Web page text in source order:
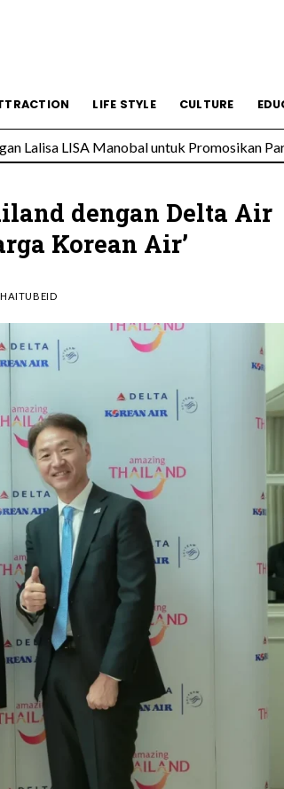
LIFE STYLE CULTURE
Lalisa LISA Manobal untuk Promosikan
dengan Delta Air
Korean Air’